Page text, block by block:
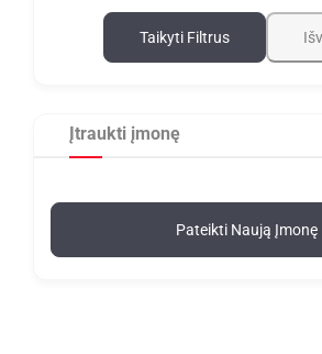
Taikyti Filtrus
Įtraukti įmonę
Pateikti Naują Įmonę